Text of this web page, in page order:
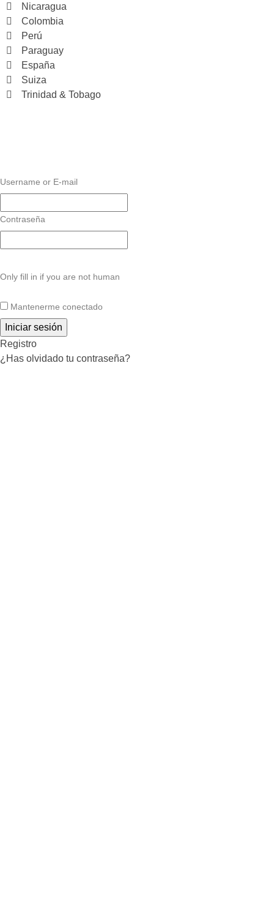
Nicaragua
Colombia
Perú
Paraguay
España
Suiza
Trinidad & Tobago
Username or E-mail
Contraseña
Only fill in if you are not human
Mantenerme conectado
Registro
¿Has olvidado tu contraseña?